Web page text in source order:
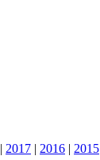
| 2017 | 2016 | 2015